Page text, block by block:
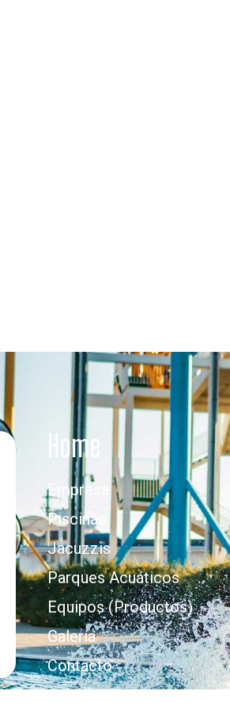
Home
Empresa
Piscinas
Jacuzzis
Parques Acuáticos
Equipos (Productos)
Galería
Contacto